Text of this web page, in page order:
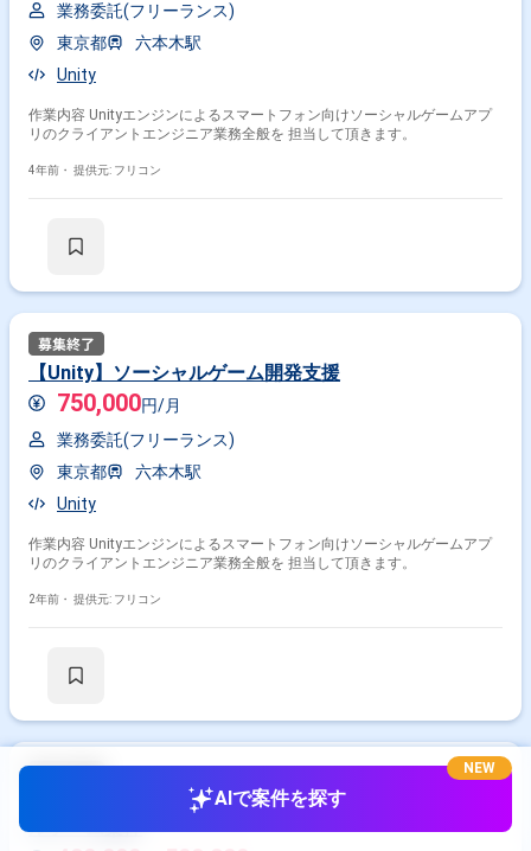
業務委託(フリーランス)
東京都
六本木駅
Unity
作業内容 Unityエンジンによるスマートフォン向けソーシャルゲームアプ
リのクライアントエンジニア業務全般を 担当して頂きます。
4年前・ 提供元: フリコン
【Unity】ソーシャルゲーム開発支援
750,000円/月
業務委託(フリーランス)
東京都
六本木駅
Unity
作業内容 Unityエンジンによるスマートフォン向けソーシャルゲームアプ
リのクライアントエンジニア業務全般を 担当して頂きます。
2年前・ 提供元: フリコン
【Adobe Photoshop】某アニメのスマホ向けソーシャ
ルゲーム案件
AIで案件を探す
NEW